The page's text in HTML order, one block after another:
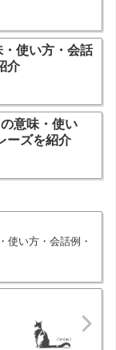
・使い方・会話
介
意味・使い
ーズを紹介
使い方・会話例・